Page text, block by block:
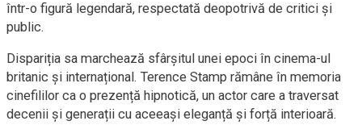
într-o figură legendară, respectată deopotrivă de critici și
public.
Dispariția sa marchează sfârșitul unei epoci în cinema-ul
britanic și internațional. Terence Stamp rămâne în memoria
cinefililor ca o prezență hipnotică, un actor care a traversat
decenii și generații cu aceeași eleganță și forță interioară.